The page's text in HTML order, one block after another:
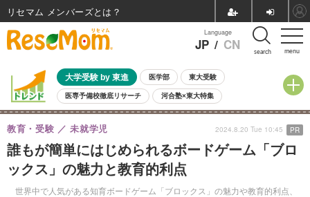
menu
Language
JP / CN search
大学受験 by 東進 医学部 東大受験
医専予備校徹底リサーチ 河合塾×東大特集
親子で考える大学選び 高校受験 中学受験 小学校受験
共通テスト 夏休み
8月開催イベント・WS 全国公立高校 過去問 人気記事
自由研究教材（小学生向け） 自由研究教材（中学生向け）
誰もが簡単にはじめられるボードゲーム「ブロ
ックス」の魅力と教育的利点
世界中で人気がある知育ボードゲーム「ブロックス」の魅力や教育的利点、
教育・受験 未就学児 2024.8.20 Tue 10:45 PR
リセマム メンバーズ